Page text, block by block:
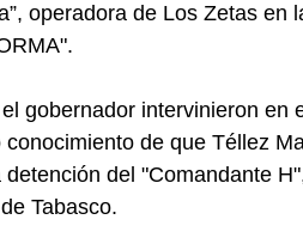
operadora de Los Zetas en
gobernador intervinieron en
de que Téllez
del "Comandante
Tabasco.